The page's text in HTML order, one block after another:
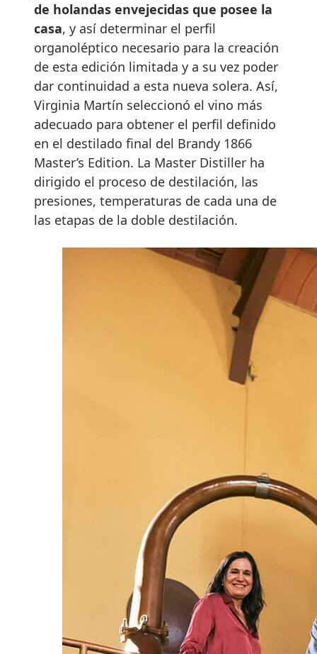
de holandas envejecidas que posee la
casa, y así determinar el perfil
organoléptico necesario para la creación
de esta edición limitada y a su vez poder
dar continuidad a esta nueva solera. Así,
Virginia Martín seleccionó el vino más
adecuado para obtener el perfil definido
en el destilado final del Brandy 1866
Master’s Edition. La Master Distiller ha
dirigido el proceso de destilación, las
presiones, temperaturas de cada una de
las etapas de la doble destilación.